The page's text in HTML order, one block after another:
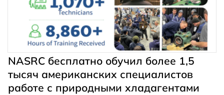
NASRC бесплатно обучил более 1,5
тысяч американских специалистов
работе с природными хладагентами